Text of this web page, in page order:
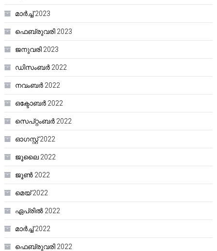
മാർച്ച്‌ 2023
ഫെബ്രുവരി 2023
ജനുവരി 2023
ഡിസംബർ 2022
നവംബർ 2022
ഒക്ടോബർ 2022
സെപ്റ്റംബർ 2022
ഓഗസ്റ്റ്‌ 2022
ജൂലൈ 2022
ജൂൺ 2022
മെയ്‌ 2022
ഏപ്രിൽ 2022
മാർച്ച്‌ 2022
ഫെബ്രുവരി 2022